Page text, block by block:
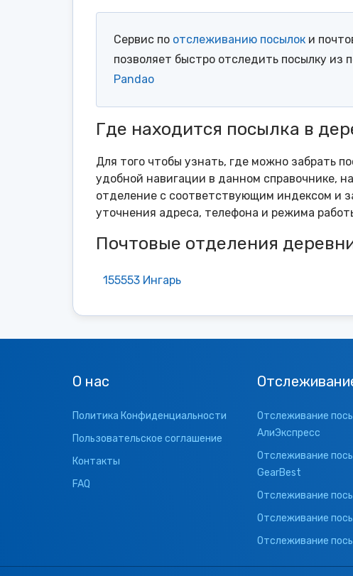
Сервис по отслеживанию посылок и
позволяет быстро отследить посылку из
Pandao
Где находится посылка в
Для того чтобы узнать, где можно забрать
удобной навигации в данном справочнике,
отделение с соответствующим индексом и
уточнения адреса, телефона и режима
Почтовые отделения
155553 Ингарь
О нас
Политика Конфиденциальности
Пользовательское соглашение
Контакты
FAQ
Отслеживание
АлиЭкспресс
Отслеживание
GearBest
Отслеживание
Отслеживание
Отслеживание